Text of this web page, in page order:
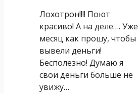
Лохотрон!!!! Поют
красиво! А на деле…. Уже
месяц как прошу, чтобы
вывели деньги!
Бесполезно! Думаю я
свои деньги больше не
увижу…